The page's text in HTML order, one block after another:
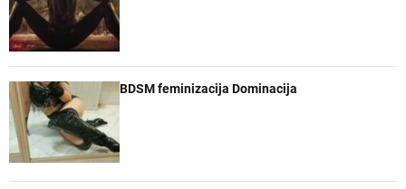
BDSM feminizacija Dominacija